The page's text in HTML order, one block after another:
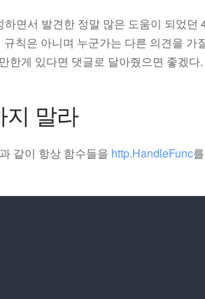
면서 발견한 정말 많은 도움이 되었던
칙은 아니며 누군가는 다른 의견을 가
한게 있다면 댓글로 달아줬으면 좋겠다.
지 말라
같이 항상 함수들을 http.HandleFunc